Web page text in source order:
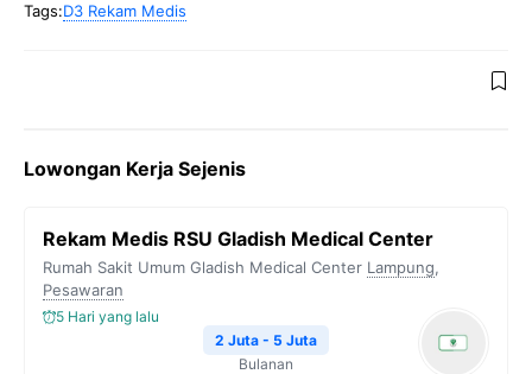
Tags:D3 Rekam Medis
Lowongan Kerja Sejenis
Rekam Medis RSU Gladish Medical Center
Rumah Sakit Umum Gladish Medical Center Lampung,
Pesawaran
5 Hari yang lalu
2 Juta - 5 Juta
Bulanan